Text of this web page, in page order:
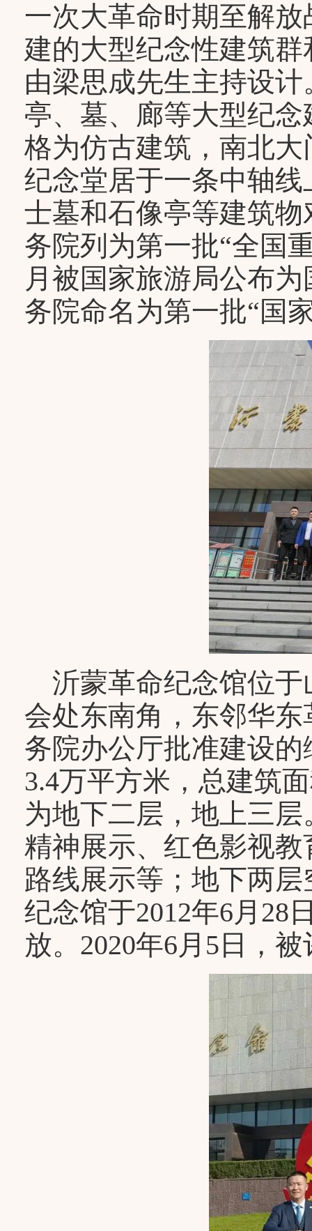
一次大革命时期至解
建的大型纪念性建筑
由梁思成先生主持设
亭、墓、廊等大型纪
格为仿古建筑，南北
纪念堂居于一条中轴
士墓和石像亭等建筑
务院列为第一批“全国
月被国家旅游局公布
务院命名为第一批“国
沂蒙革命纪念馆位于
会处东南角，东邻华
务院办公厅批准建设
3.4万平方米，总建筑
为地下二层，地上三
精神展示、红色影视
路线展示等；地下两
纪念馆于2012年6月28
放。2020年6月5日，